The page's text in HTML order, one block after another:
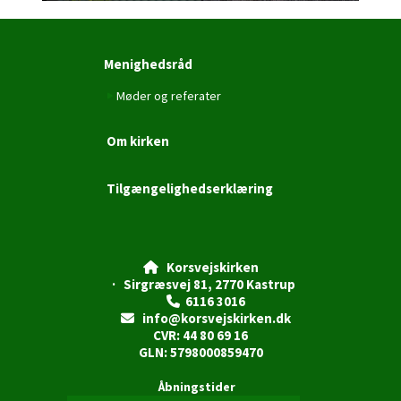
Menighedsråd
Møder og referater
Om kirken
Tilgængelighedserklæring
Korsvejskirken
· Sirgræsvej 81, 2770 Kastrup
 6116 3016

info@korsvejskirken.dk
CVR: 44 80 69 16
GLN: 5798000859470
Åbningstider